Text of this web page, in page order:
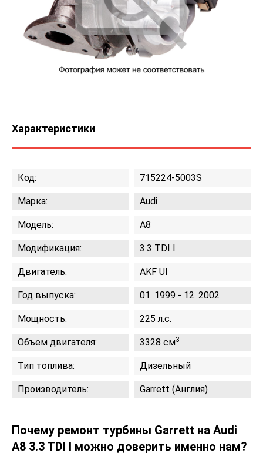
Характеристики
Код: 715224-5003S
Марка: Audi
Модель: A8
Модификация: 3.3 TDI I
Двигатель: AKF UI
Год выпуска: 01. 1999 - 12. 2002
Мощность: 225 л.с.
Объем двигателя: 3328 см3
Тип топлива: Дизельный
Производитель: Garrett (Англия)
Почему ремонт турбины Garrett на Audi
A8 3.3 TDI I можно доверить именно нам?